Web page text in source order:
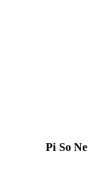
Pi So Ne